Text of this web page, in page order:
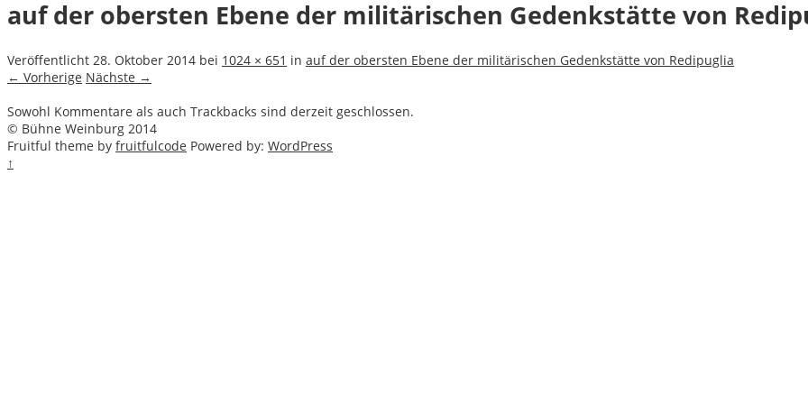
auf der obersten Ebene der militärischen Gedenkstätte von
Veröffentlicht 28. Oktober 2014 bei 1024 × 651 in auf der obersten Ebene der militärischen Gedenkstätte von Redipuglia
← Vorherige Nächste →
Sowohl Kommentare als auch Trackbacks sind derzeit geschlossen.
© Bühne Weinburg 2014
Fruitful theme by fruitfulcode Powered by: WordPress
↑